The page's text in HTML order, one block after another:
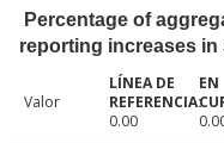
Percentage of
reporting increases in
Valor
0.00